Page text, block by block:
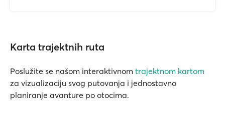
Karta trajektnih ruta
Poslužite se našom interaktivnom trajektnom kartom
za vizualizaciju svog putovanja i jednostavno
planiranje avanture po otocima.